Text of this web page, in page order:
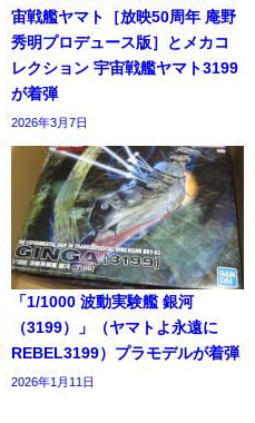
宙戦艦ヤマト［放映50周年 庵野
秀明プロデュース版］とメカコ
レクション 宇宙戦艦ヤマト3199
が着弾
2026年3月7日
「1/1000 波動実験艦 銀河
（3199）」（ヤマトよ永遠に
REBEL3199）プラモデルが着弾
2026年1月11日